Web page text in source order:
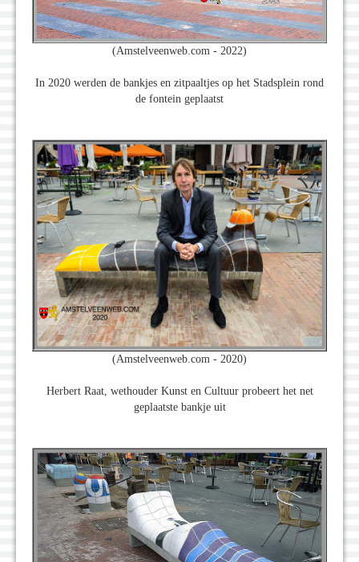
(Amstelveenweb.com - 2022)
In 2020 werden de bankjes en zitpaaltjes op het Stadsplein rond
de fontein geplaatst
(Amstelveenweb.com - 2020)
Herbert Raat, wethouder Kunst en Cultuur probeert het net
geplaatste bankje uit